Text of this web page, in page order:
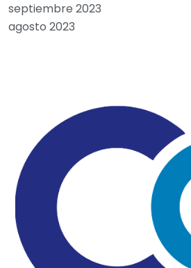
septiembre 2023
agosto 2023